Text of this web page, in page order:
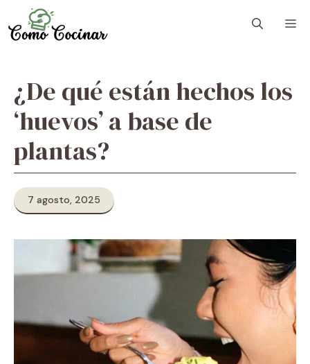
to
content
¿De qué están hechos los
‘huevos’ a base de
plantas?
7 agosto, 2025